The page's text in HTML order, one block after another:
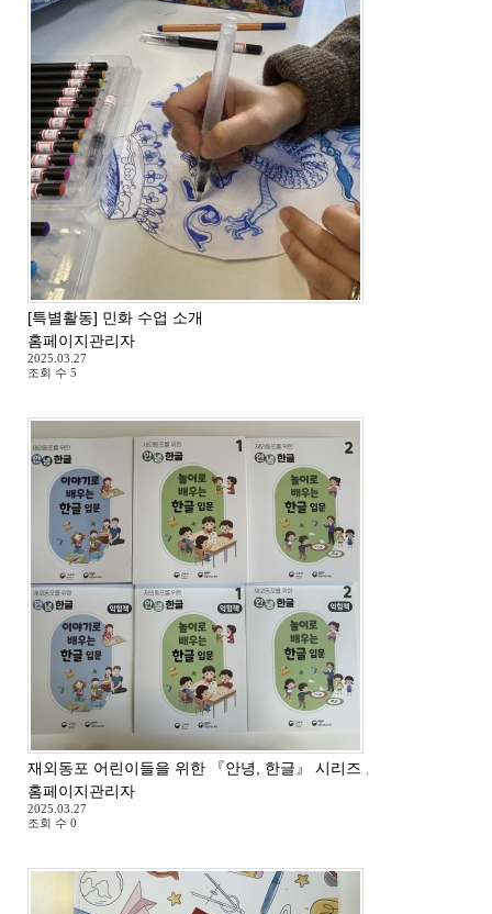
[특별활동] 민화 수업 소개
홈페이지관리자
2025.03.27
조회 수 5
재외동포 어린이들을 위한 『안녕, 한글』 시리즈 교재 도착
홈페이지관리자
2025.03.27
조회 수 0